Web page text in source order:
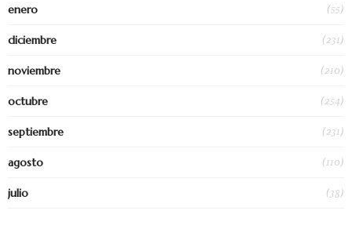
enero (55)
diciembre (231)
noviembre (210)
octubre (254)
septiembre (231)
agosto (110)
julio (38)